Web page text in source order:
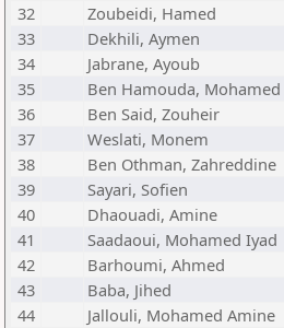
32
Zoubeidi, Hamed
33
Dekhili, Aymen
34
Jabrane, Ayoub
35
Ben Hamouda, Mohamed
36
Ben Said, Zouheir
37
Weslati, Monem
38
Ben Othman, Zahreddine
39
Sayari, Sofien
40
Dhaouadi, Amine
41
Saadaoui, Mohamed Iyad
42
Barhoumi, Ahmed
43
Baba, Jihed
44
Jallouli, Mohamed Amine